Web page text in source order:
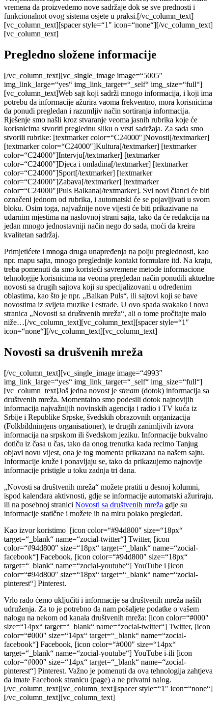
vremena da proizvedemo nove sadržaje dok se sve prednosti i
funkcionalnot ovog sistema osjete u praksi.[/vc_column_text]
[vc_column_text][spacer style=“1″ icon=“none“][/vc_column_text]
[vc_column_text]
Pregledno složene informacije
[/vc_column_text][vc_single_image image=“5005″
img_link_large=“yes“ img_link_target=“_self“ img_size=“full“]
[vc_column_text]Web sajt koji sadrži mnogo informacija, i koji ima
potrebu da informacije ažurira vaoma frekventno, mora korisnicima
da ponudi pregledan i razumljiv način sortiranja informacija.
Rješenje smo našli kroz stvaranje veoma jasnih rubrika koje će
korisnicima stvoriti preglednu sliku o vrsti sadržaja. Za sada smo
stvorili rubrike: [textmarker color=“C24000″]Novosti[/textmarker]
[textmarker color=“C24000″]Kultura[/textmarker] [textmarker
color=“C24000″]Intervju[/textmarker] [textmarker
color=“C24000″]Djeca i omladina[/textmarker] [textmarker
color=“C24000″]Sport[/textmarker] [textmarker
color=“C24000″]Zabava[/textmarker] [textmarker
color=“C24000″]Puls Balkana[/textmarker]. Svi novi članci će biti
označeni jednom od rubrika, i automatski će se pojavljivati u svom
bloku. Osim toga, najvažnije nove vijesti će biti prikazivane na
udarnim mjestima na naslovnoj strani sajta, tako da će redakcija na
jedan mnogo jednostavniji način nego do sada, moći da kreira
kvalitetan sadržaj.
Primjetićete i mnoga druga unapređenja na polju preglednosti, kao
npr. mapu sajta, mnogo preglednije kontakt formulare itd. Na kraju,
treba pomenuti da smo koristeći savremene metode informacione
tehnologije korisnicima na veoma pregledan način ponudili aktuelne
novosti sa drugih sajtova koji su specijalizovani u određenim
oblastima, kao što je npr. „Balkan Puls“, ili sajtovi koji se bave
novostima iz svijeta muzike i estrade. U ovo spada svakako i nova
stranica „Novosti sa društvenih mreža“, ali o tome pročitajte malo
niže…[/vc_column_text][vc_column_text][spacer style=“1″
icon=“none“][/vc_column_text][vc_column_text]
Novosti sa drušvenih mreža
[/vc_column_text][vc_single_image image=“4993″
img_link_large=“yes“ img_link_target=“_self“ img_size=“full“]
[vc_column_text]Još jedna novost je stream (dotok) informacija sa
društvenih mreža. Momentalno smo podesili dotok najnovijih
informacija najvažnijih novinskih agencija i radio i TV kuća iz
Srbije i Republike Srpske, švedskih obrazovnih organizacija
(Folkbildningens organisationer), te drugih zanimljivih izvora
informacija na srpskom ili švedskom jeziku. Informacije bukvalno
dotiču iz časa u čas, tako da onog trenutka kada recimo Tanjug
objavi novu vijest, ona je tog momenta prikazana na našem sajtu.
Informacije kruže i ponavljaju se, tako da prikazujemo najnovije
informacije pristigle u toku zadnja tri dana.
„Novosti sa društvenih mreža“ možete pratiti u desnoj kolumni,
ispod kalendara aktivnosti, gdje se informacije automatski ažuriraju,
ili na posebnoj stranici Novosti sa društvenih mreža gdje su
informacije statične i možete ih na miru polako pregledati.
Kao izvor koristimo [icon color=“#94d800″ size=“18px“
target=“_blank“ name=“zocial-twitter“] Twitter, [icon
color=“#94d800″ size=“18px“ target=“_blank“ name=“zocial-
facebook“] Facebook, [icon color=“#94d800″ size=“18px“
target=“_blank“ name=“zocial-youtube“] YouTube i [icon
color=“#94d800″ size=“18px“ target=“_blank“ name=“zocial-
pinterest“] Pinterest.
Vrlo rado ćemo uključiti i informacije sa društvenih mreža naših
udruženja. Za to je potrebno da nam pošaljete podatke o vašem
nalogu na nekom od kanala društvenih mreža: [icon color=“#000″
size=“14px“ target=“_blank“ name=“zocial-twitter“] Twitter, [icon
color=“#000″ size=“14px“ target=“_blank“ name=“zocial-
facebook“] Facebook, [icon color=“#000″ size=“14px“
target=“_blank“ name=“zocial-youtube“] YouTube i-ili [icon
color=“#000″ size=“14px“ target=“_blank“ name=“zocial-
pinterest“] Pinterest. Važno je pomenuti da ova tehnologija zahtjeva
da imate Facebook stranicu (page) a ne privatni nalog.
[/vc_column_text][vc_column_text][spacer style=“1″ icon=“none“]
[/vc_column_text][vc_column_text]